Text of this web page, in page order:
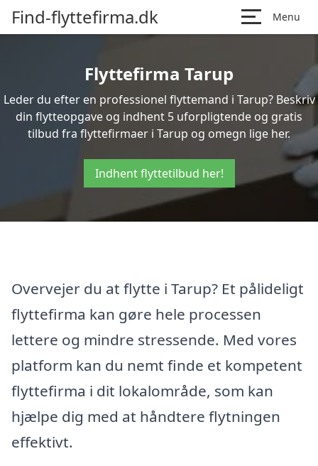
Find-flyttefirma.dk Menu
Flyttefirma Tarup
Leder du efter en professionel flyttemand i Tarup? Beskriv
din flytteopgave og indhent 5 uforpligtende og gratis
tilbud fra flyttefirmaer i Tarup og omegn lige her.
Indhent flyttetilbud her!
Overvejer du at flytte i Tarup? Et pålideligt
flyttefirma kan gøre hele processen
lettere og mindre stressende. Med vores
platform kan du nemt finde et kompetent
flyttefirma i dit lokalområde, som kan
hjælpe dig med at håndtere flytningen
effektivt.